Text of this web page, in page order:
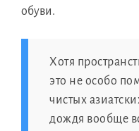
обуви.
Хотя
это не особо
чистых
дождя вообще